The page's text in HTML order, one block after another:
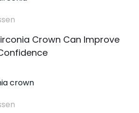
Crown Can Improve